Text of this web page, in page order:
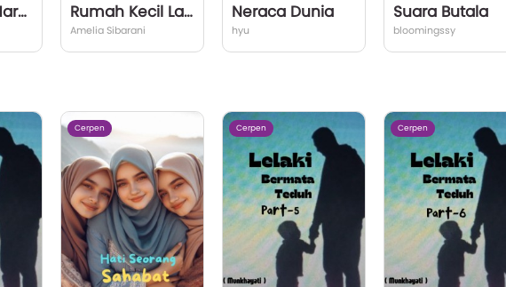
Insta Story Harga Mati Rumah Kecil Laras
Amelia Sibarani
Neraca Dunia
hyu
Suara Butala
bloomingssy
Cerpen Cerpen Cerpen